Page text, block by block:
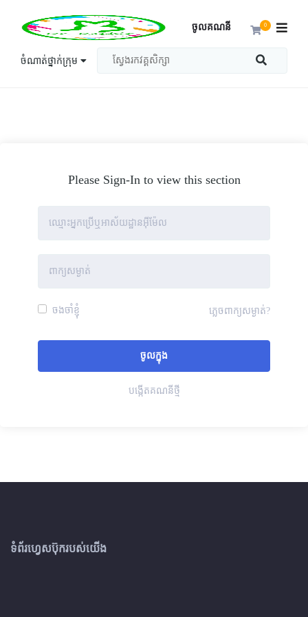
ចំណាត់ថ្នាក់ក្រុម
0
ចូលគណនី
Please Sign-In to view this section
ចងចាំខ្ញុំ ភ្លេចពាក្យសម្ងាត់?
បង្កើតគណនីថ្មី
ទំព័រហ្វេសប៊ុករបស់យើង